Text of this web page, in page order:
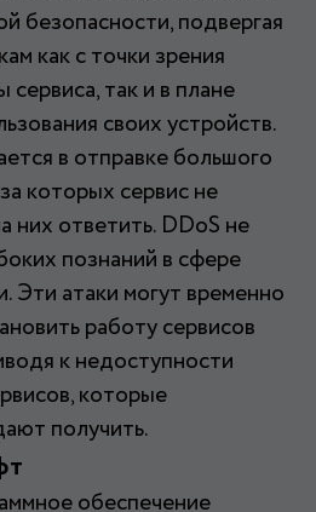
безопасности, подвергая
как с точки зрения
так и в плане
своих устройств.
в отправке большого
которых сервис не
них ответить. DDoS не
познаний в сфере
Эти атаки могут временно
работу сервисов
к недоступности
которые
получить.
обеспечение